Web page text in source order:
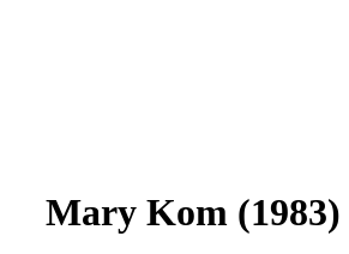
Mary Kom (1983)